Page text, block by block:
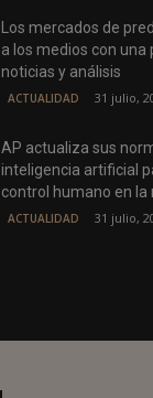
Los mercados de
a los medios con
noticias y análisis
ACTUALIDAD 31 julio,
AP actualiza sus
inteligencia artificial
control humano en la
ACTUALIDAD 31 julio,